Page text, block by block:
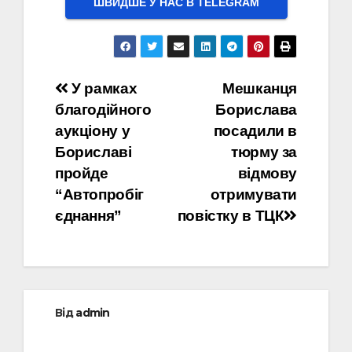
Навігація
записів
Мешканця
Борислава
посадили в
тюрму за
відмову
отримувати
повістку в ТЦК
У рамках
благодійного
аукціону у
Бориславі
пройде
“Автопробіг
єднання”
Відadmin